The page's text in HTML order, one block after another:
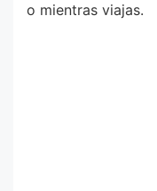
o mientras viajas.